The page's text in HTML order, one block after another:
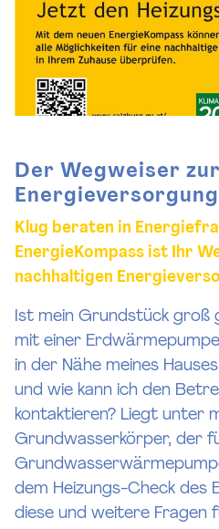
Der Wegweiser
Klug beraten in
EnergieKompass ist Ihr
nachhaltigen
Ist mein Grundstück groß
mit einer
in der Nähe meines
und wie kann ich den
kontaktieren? Liegt unter
Grundwasserkörper, der
dem Heizungs-Check des
diese und weitere Fragen